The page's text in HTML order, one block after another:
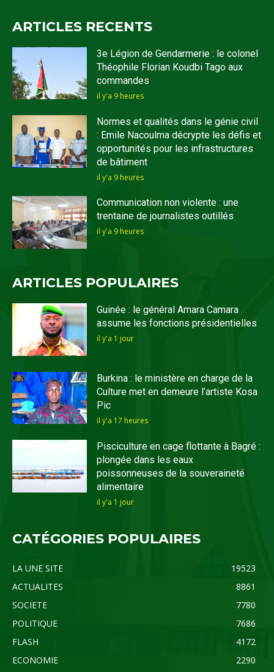
ARTICLES RECENTS
3e Légion de Gendarmerie : le colonel
Théophile Florian Koudbi Tago aux
commandes
il y'a 9 heures
Normes et qualités dans le génie civil
: Emile Nacoulma décrypte les défis et
opportunités pour les infrastructures
de bâtiment
il y'a 9 heures
Communication non violente : une
trentaine de journalistes outillés
il y'a 9 heures
ARTICLES POPULAIRES
Guinée : le général Amara Camara
assume les fonctions présidentielles
il y'a 1 jour
Burkina : le ministère en charge de la
Culture met en demeure l’artiste Kosa
Pic
il y'a 17 heures
Pisciculture en cage flottante à Bagré :
plongée dans les eaux
poissonneuses de la souveraineté
alimentaire
il y'a 1 jour
CATÉGORIES POPULAIRES
LA UNE SITE
19523
ACTUALITES
8861
SOCIETE
7780
POLITIQUE
7686
FLASH
4172
ECONOMIE
2290